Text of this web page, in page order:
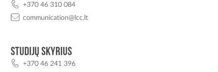
+370 46 310 084
communication@lcc.lt
Studijų skyrius
+370 46 241 396